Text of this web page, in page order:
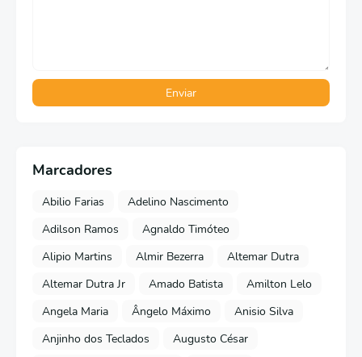
Marcadores
Abilio Farias
Adelino Nascimento
Adilson Ramos
Agnaldo Timóteo
Alipio Martins
Almir Bezerra
Altemar Dutra
Altemar Dutra Jr
Amado Batista
Amilton Lelo
Angela Maria
Ângelo Máximo
Anisio Silva
Anjinho dos Teclados
Augusto César